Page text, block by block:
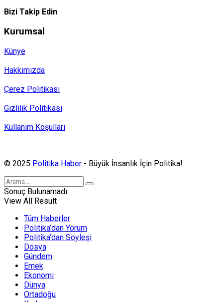
Bizi Takip Edin
Kurumsal
Künye
Hakkımızda
Çerez Politikası
Gizlilik Politikası
Kullanım Koşulları
© 2025 Politika Haber - Büyük İnsanlık İçin Politika!
Sonuç Bulunamadı
View All Result
Tüm Haberler
Politika’dan Yorum
Politika’dan Söyleşi
Dosya
Gündem
Emek
Ekonomi
Dünya
Ortadoğu